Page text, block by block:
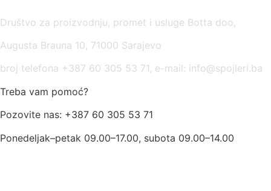
Društvo za proizvodnju, promet i usluge Botta doo,
Augusta Brauna 10, 71000 Sarajevo
broj telefona +387 60 305 53 71, e-mail: info@spojleri.ba
Treba vam pomoć?
Pozovite nas: +387 60 305 53 71
Ponedeljak–petak 09.00–17.00, subota 09.00–14.00